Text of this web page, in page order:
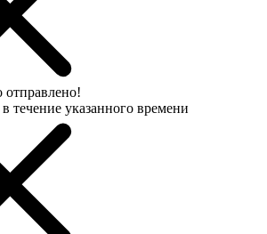
течение указанного времени